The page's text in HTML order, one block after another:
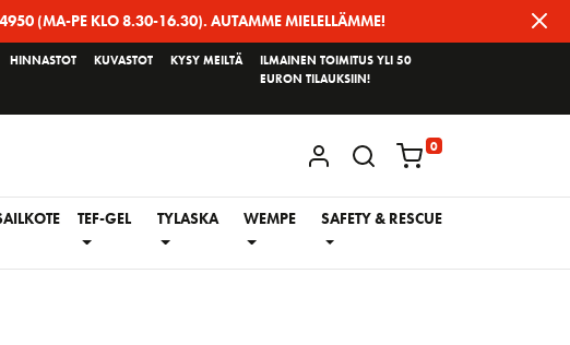
(MA-PE KLO 8.30-16.30). AUTAMME MIELELLÄMME!
HINNASTOT KUVASTOT KYSY MEILTÄ
ILMAINEN TOIMITUS YLI 50
EURON TILAUKSIIN!
KIRJAUDU / REKISTERÖIDY
0
TEF-GEL TYLASKA WEMPE SAFETY & RESCUE